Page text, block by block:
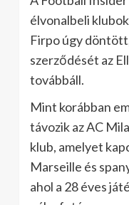
élvonalbeli
Firpo úgy
szerződését az
továbbáll.
Mint korábban
távozik az AC
klub, amelyet
Marseille és
ahol a 28 éves